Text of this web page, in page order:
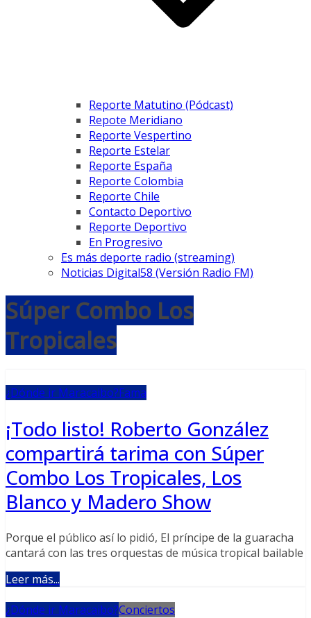
Reporte Matutino (Pódcast)
Repote Meridiano
Reporte Vespertino
Reporte Estelar
Reporte España
Reporte Colombia
Reporte Chile
Contacto Deportivo
Reporte Deportivo
En Progresivo
Es más deporte radio (streaming)
Noticias Digital58 (Versión Radio FM)
Súper Combo Los
Tropicales
¿Dónde ir Maracaibo?Fama
¡Todo listo! Roberto González
compartirá tarima con Súper
Combo Los Tropicales, Los
Blanco y Madero Show
Porque el público así lo pidió, El príncipe de la guaracha
cantará con las tres orquestas de música tropical bailable
Leer más...
¿Dónde ir Maracaibo?Conciertos